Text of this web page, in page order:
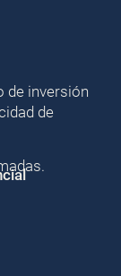
de inversión
de